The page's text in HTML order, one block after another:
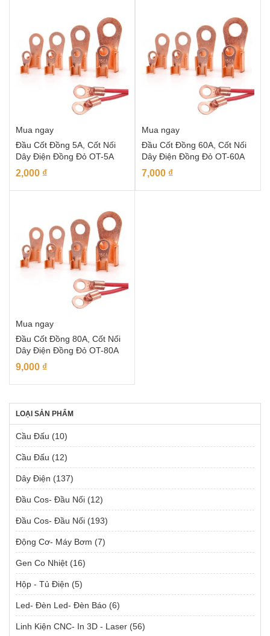
Mua ngay
Đầu Cốt Đồng 5A, Cốt Nối
Dây Điện Đồng Đỏ OT-5A
2,000 ₫
Mua ngay
Đầu Cốt Đồng 60A, Cốt Nối
Dây Điện Đồng Đỏ OT-60A
7,000 ₫
Mua ngay
Đầu Cốt Đồng 80A, Cốt Nối
Dây Điện Đồng Đỏ OT-80A
9,000 ₫
LOẠI SẢN PHẨM
Cầu Đấu (10)
Cầu Đấu (12)
Dây Điện (137)
Đầu Cos- Đầu Nối (12)
Đầu Cos- Đầu Nối (193)
Động Cơ- Máy Bơm (7)
Gen Co Nhiệt (16)
Hộp - Tủ Điện (5)
Led- Đèn Led- Đèn Báo (6)
Linh Kiện CNC- In 3D - Laser (56)